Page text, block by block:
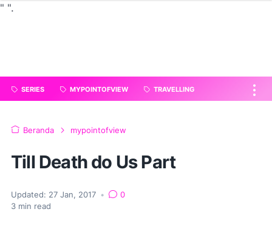
" ".
SERIES MYPOINTOFVIEW TRAVELLING
Beranda mypointofview
Till Death do Us Part
Updated: 27 Jan, 2017 •
0
3 min read